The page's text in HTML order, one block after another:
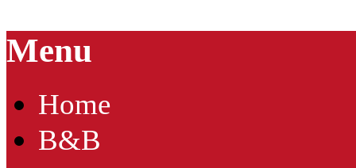
Menu
Home
B&B